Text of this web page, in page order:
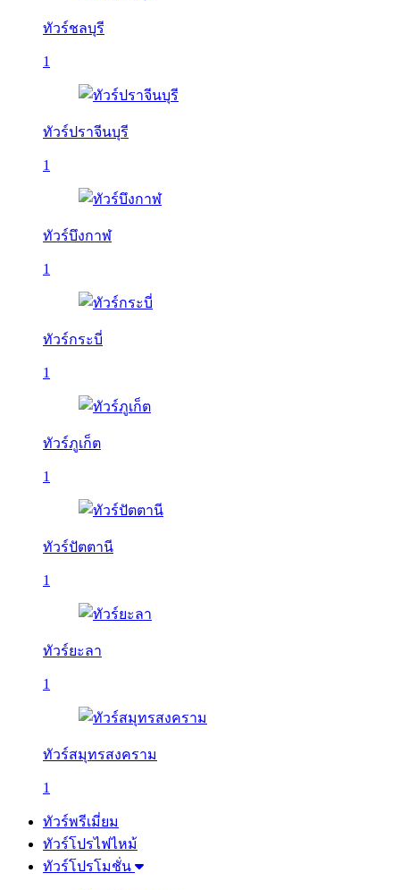
ทัวร์ชลบุรี
1
ทัวร์ปราจีนบุรี
1
ทัวร์บึงกาฬ
1
ทัวร์กระบี่
1
ทัวร์ภูเก็ต
1
ทัวร์ปัตตานี
1
ทัวร์ยะลา
1
ทัวร์สมุทรสงคราม
1
ทัวร์พรีเมี่ยม
ทัวร์โปรไฟไหม้
ทัวร์โปรโมชั่น